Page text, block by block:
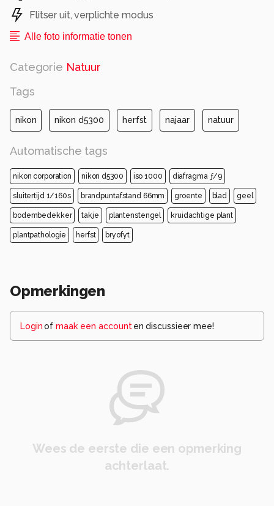
Flitser uit, verplichte modus
Alle foto informatie tonen
Categorie Natuur
Tags
nikon nikon d5300 herfst najaar natuur
Automatische tags
nikon corporation nikon d5300 iso 1000 diafragma ƒ/9
sluitertijd 1/160s brandpuntafstand 66mm groente blad geel
bodembedekker takje plantenstengel kruidachtige plant
plantpathologie herfst bryofyt
Opmerkingen
Loginof maak een account en discussieer mee!
Wees de eerste die een opmerking
achterlaat.